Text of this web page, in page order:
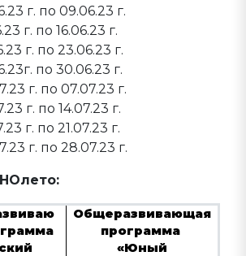
г. по 09.06.23 г.
г. по 16.06.23 г.
г. по 23.06.23 г.
по 30.06.23 г.
г. по 07.07.23 г.
г. по 14.07.23 г.
г. по 21.07.23 г.
г. по 28.07.23 г.
Общеразвивающая
программа
«Юный